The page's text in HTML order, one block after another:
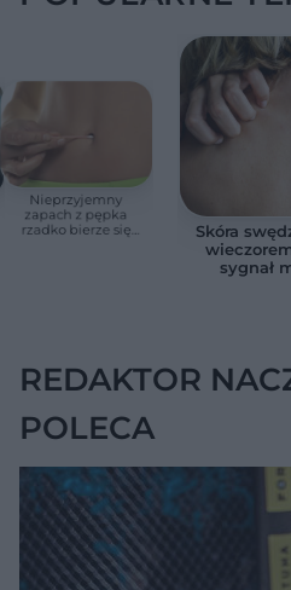
Nieprzyjemny
zapach z pępka
rzadko bierze się
Skóra
sygnał
REDAKTOR
POLECA